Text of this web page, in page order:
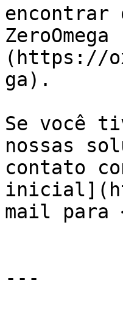
(https://
ga).
Se você
nossas
contato
mail para
---